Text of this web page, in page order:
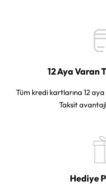
12 Aya Varan
Tüm kredi kartlarına 12
Taksit
Hediye